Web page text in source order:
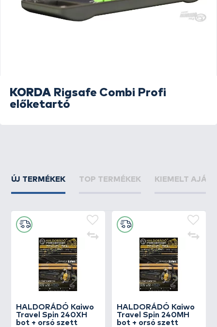
KORDA Rigsafe Combi Profi
előketartó
ÚJ TERMÉKEK TOP TERMÉKEK KIEMELT
HALDORÁDÓ Kaiwo
Travel Spin 240XH
bot + orsó szett
HALDORÁDÓ Kaiwo
Travel Spin 240MH
bot + orsó szett